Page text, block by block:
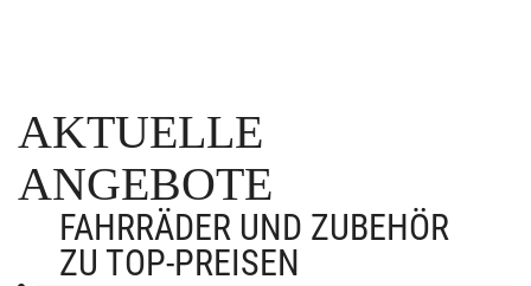
AKTUELLE
ANGEBOTE
FAHRRÄDER UND ZUBEHÖR
ZU TOP-PREISEN